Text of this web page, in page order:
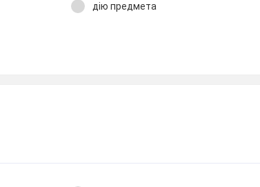
дію предмета